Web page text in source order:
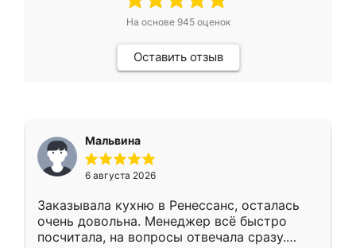
На основе 945оценок
Оставить отзыв
Мальвина
6 августа 2026
Заказывала кухню в Ренессанс, осталась
очень довольна. Менеджер всё быстро
посчитала, на вопросы отвечала сразу.